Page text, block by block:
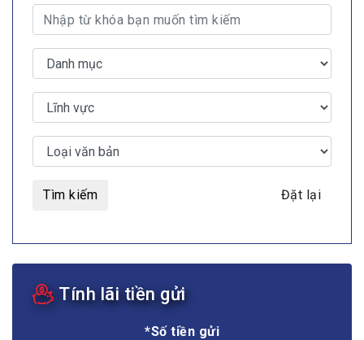
Tìm kiếm Đặt lại
Tính lãi tiền gửi
*Số tiền gửi